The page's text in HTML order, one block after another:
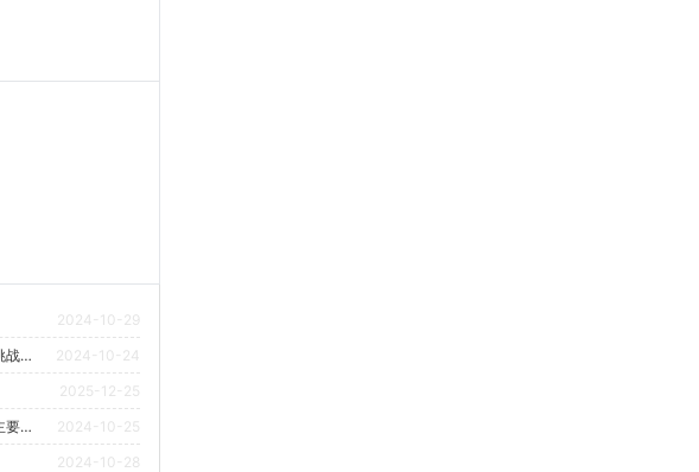
2024-10-29
smt贴片加工需求（SMT贴片加工的主要挑战和解决方案是什么？）
2024-10-24
2025-12-25
智能贴片smt加工（智能贴片SMT加工的主要技术难点有哪些？）
2024-10-25
2024-10-28